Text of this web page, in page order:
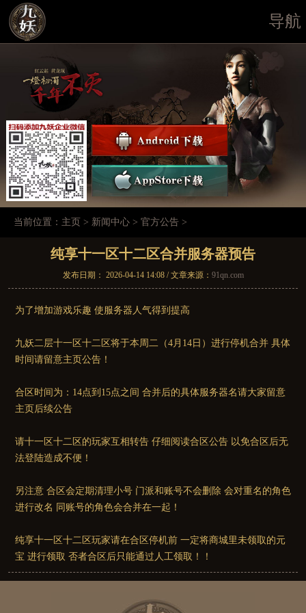
导航
当前位置： 主页 > 新闻中心 > 官方公告 >
纯享十一区十二区合并服务器预告
发布日期： 2026-04-14 14:08 / 文章来源： 91qn.com
为了增加游戏乐趣 使服务器人气得到提高
九妖二层十一区十二区将于本周二（4月14日）进行停机合并 具体
时间请留意主页公告！
合区时间为：14点到15点之间 合并后的具体服务器名请大家留意
主页后续公告
请十一区十二区的玩家互相转告 仔细阅读合区公告 以免合区后无
法登陆造成不便！
另注意 合区会定期清理小号 门派和账号不会删除 会对重名的角色
进行改名 同账号的角色会合并在一起！
纯享十一区十二区玩家请在合区停机前 一定将商城里未领取的元
宝 进行领取 否者合区后只能通过人工领取！！